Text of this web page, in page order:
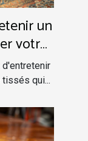
un
votre
qui...